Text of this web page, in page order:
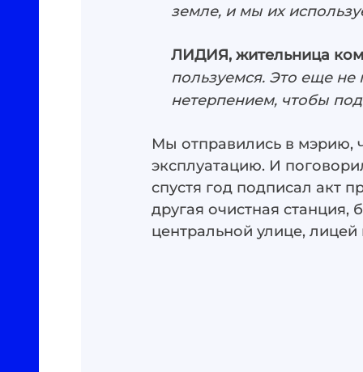
земле, и мы их
ЛИДИЯ, жительница
пользуемся. Это еще не
нетерпением, чтобы
Мы отправились в мэрию,
эксплуатацию. И
спустя год подписал акт
другая очистная
центральной улице, лицей